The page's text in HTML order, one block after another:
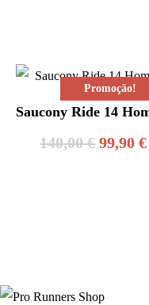
era:
150,00
Promoção!
Saucony Ride 14
140,00€ O
99,90€